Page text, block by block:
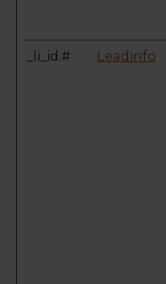
_li_id.# Leadinfo